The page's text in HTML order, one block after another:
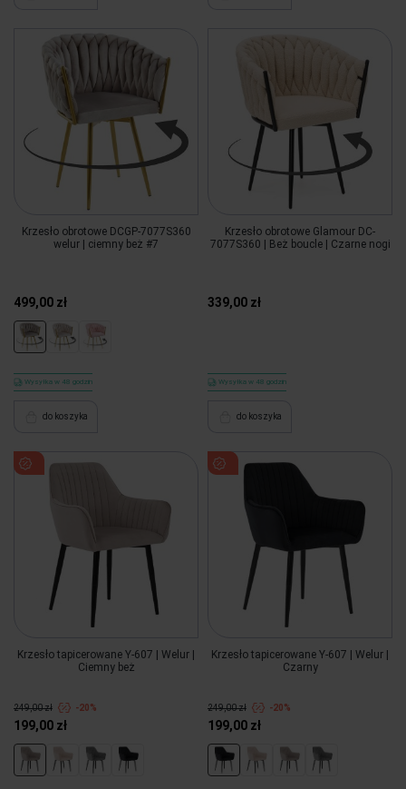
Krzesło obrotowe DCGP-7077S360
welur | ciemny beż #7
499,00 zł
Wysyłka w 48 godzin
do koszyka
Krzesło obrotowe Glamour DC-
7077S360 | Beż boucle | Czarne nogi
339,00 zł
Wysyłka w 48 godzin
do koszyka
Krzesło tapicerowane Y-607 | Welur |
Ciemny beż
249,00 zł -20%
199,00 zł
Krzesło tapicerowane Y-607 | Welur |
Czarny
249,00 zł -20%
199,00 zł